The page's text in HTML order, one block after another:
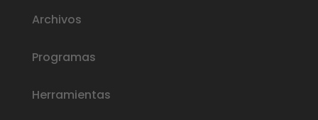
Archivos
Programas
Herramientas